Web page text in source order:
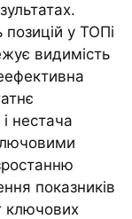
у ТОПі
видимість
нестача
показників
ключових